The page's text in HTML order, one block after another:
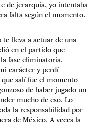
de jerarquía, yo intentaba
falta según el momento.
lleva a actuar de una
en el partido que
fase eliminatoria.
carácter y perdí
salí fue el momento
de haber jugado un
mucho de eso. Lo
la responsabilidad por
de México. A veces la